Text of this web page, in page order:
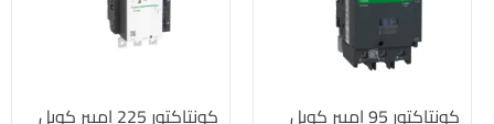
كونتاكتور 95 امبير كويل
كونتاكتور 225 امبير كويل